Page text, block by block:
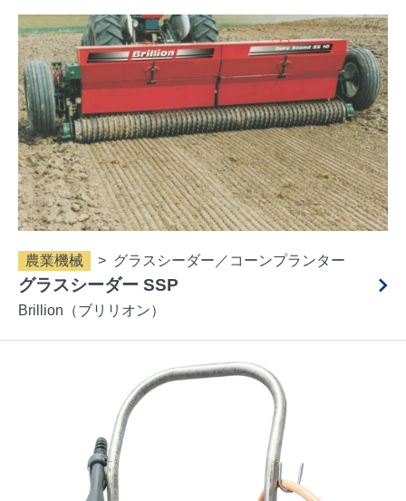
農業機械 グラスシーダー／コーンプランター
グラスシーダー SSP
Brillion（ブリリオン）